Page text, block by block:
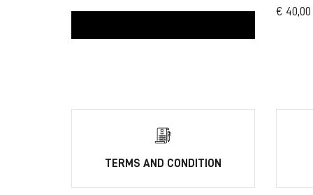
€ 40,00
TERMS AND CONDITION